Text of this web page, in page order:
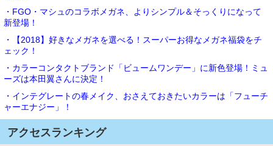
・FGO・マシュのコラボメガネ、よりシンプル＆そっくりになって
新登場！
・【2018】好きなメガネを選べる！スーパーお得なメガネ福袋をチ
ェック！
・カラーコンタクトブランド「ビュームワンデー」に新色登場！ミュ
ーズは本田翼さんに決定！
・インテグレートの春メイク、おさえておきたいカラーは「フューチ
ャーエナジー」！
アクセスランキング